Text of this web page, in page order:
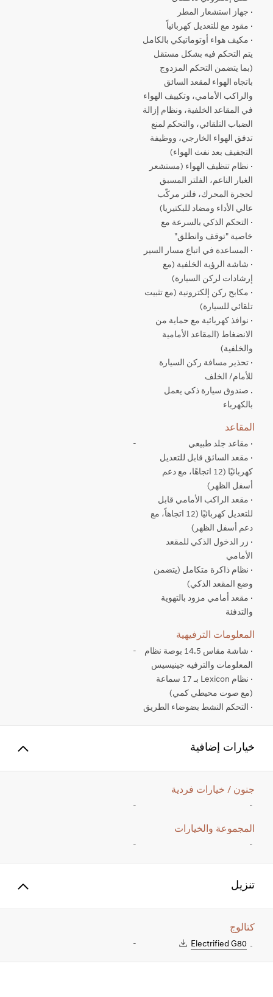
· جهاز استشعار المطر
· مقود مع للتعديل كهربائياً
· مكيف هواء أوتوماتيكي بالكامل
يتم التحكم فيه بشكل مستقل
(بما يتضمن التحكم المزدوج
باتجاه الهواء لمقعد السائق
والراكب الأمامي، وتكييف الهواء
في المقاعد الخلفية، ونظام إزالة
الضباب التلقائي، والتحكم لمنع
تدفق الهواء الخارجي، ووظيفة
التجفيف بعد نفث الهواء)
· نظام تنظيف الهواء (مستشعر
الغبار الناعم، الفلتر المسبق
لحجرة المحرك، فلتر مركّب
عالي الأداء ومضاد للبكتيريا)
· التحكم الذكي بالسرعة مع
خاصية "توقف وانطلق"
· المساعدة في اتباع مسار السير
· شاشة الرؤية الخلفية (مع
إرشادات لركن السيارة)
· مكابح ركن إلكترونية (مع تثبيت
تلقائي للسيارة)
· نوافذ كهربائية مع حماية من
الانضغاط (المقاعد الأمامية
والخلفية)
· تحذير مسافة ركن السيارة
للأمام/ الخلف
. صندوق سيارة ذكي يعمل
بالكهرباء
المقاعد
· مقاعد جلد طبيعي
· مقعد السائق قابل للتعديل
كهربائيًا (12 اتجاهًا، مع دعم
أسفل الظهر)
· مقعد الراكب الأمامي قابل
للتعديل كهربائيًا (12 اتجاهاً، مع
دعم أسفل الظهر)
· زر الدخول الذكي للمقعد
الأمامي
· نظام ذاكرة متكامل (يتضمن
وضع المقعد الذكي)
· مقعد أمامي مزود بالتهوية
والتدفئة
-
المعلومات الترفيهية
· شاشة مقاس 14.5 بوصة نظام
المعلومات والترفيه جينيسيس
· نظام Lexicon بـ 17 سماعة
(مع صوت محيطي كمي)
· التحكم النشط بضوضاء الطريق
-
خيارات إضافية
جنون / خيارات فردية
-
-
المجموعة والخيارات
-
-
تنزيل
كتالوج
Electrified G80
-